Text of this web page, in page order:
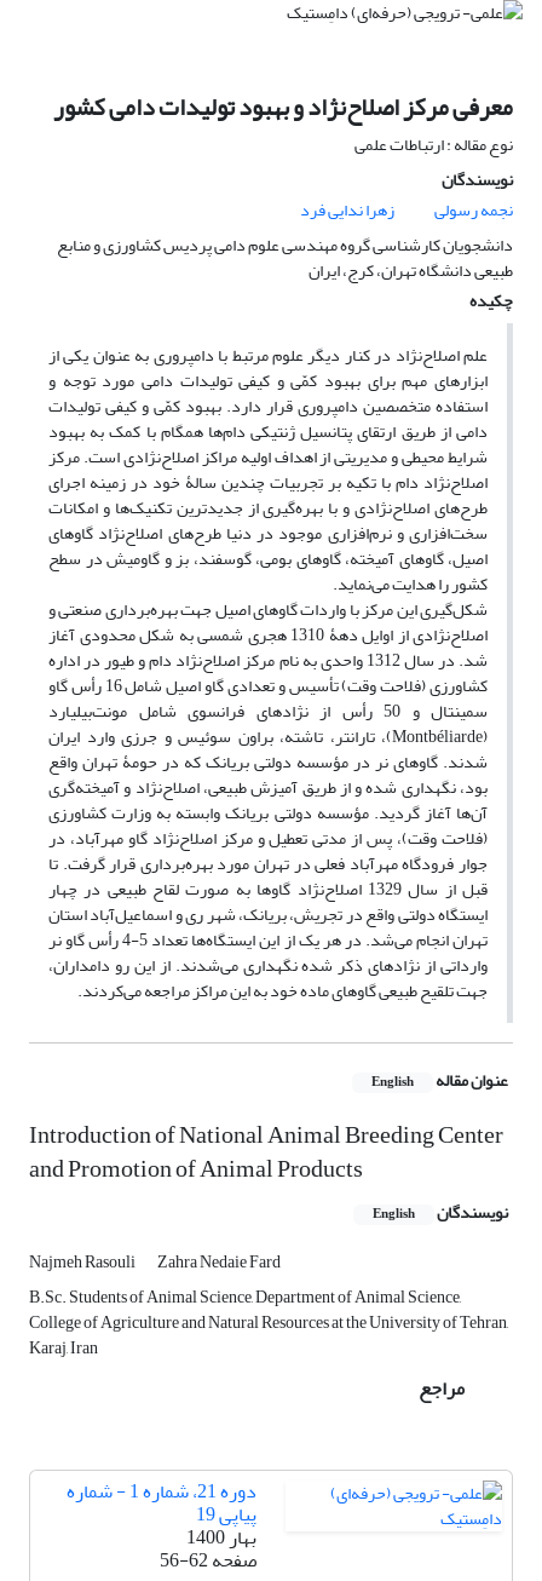
معرفی مرکز اصلاح‌نژاد و بهبود تولیدات دامی کشور
نوع مقاله : ارتباطات علمی
نویسندگان
نجمه رسولی
زهرا ندایی فرد
دانشجویان کارشناسی گروه مهندسی علوم دامی پردیس کشاورزی و منابع
طبیعی دانشگاه تهران، کرج، ایران
چکیده
علم اصلاح‌نژاد در کنار دیگر علوم مرتبط با دامپروری به عنوان یکی از
ابزارهای مهم برای بهبود کمّی و کیفی تولیدات دامی مورد توجه و
استفاده متخصصین دامپروری قرار دارد. بهبود کمّی و کیفی تولیدات
دامی از طریق ارتقای پتانسیل ژنتیکی دام‌ها همگام با کمک به بهبود
شرایط محیطی و مدیریتی از اهداف اولیه مراکز اصلاح‌نژادی است. مرکز
اصلاح‌نژاد دام با تکیه بر تجربیات چندین سالۀ خود در زمینه اجرای
طرح‌های اصلاح‌نژادی و با بهره‌گیری از جدیدترین تکنیک‌ها و امکانات
سخت‌افزاری و نرم‌افزاری موجود در دنیا طرح‌های اصلاح‌نژاد گاوهای
اصیل، گاوهای آمیخته، گاوهای بومی، گوسفند، بز و گاومیش در سطح
کشور را هدایت می‌نماید.
شکل‌گیری این مرکز با واردات گاوهای اصیل جهت بهره‌برداری صنعتی و
اصلاح‌نژادی از اوایل دهۀ 1310 هجری شمسی به شکل محدودی آغاز
شد. در سال 1312 واحدی به نام مرکز اصلاح‌نژاد دام و طیور در اداره
کشاورزی (فلاحت وقت) تأسیس و تعدادی گاو اصیل شامل 16 رأس گاو
سمینتال و 50 رأس از نژادهای فرانسوی شامل مونت‌بیلیارد
(Montbéliarde)، تارانتر، تاشته، براون سوئیس و جرزی وارد ایران
شدند. گاوهای نر در مؤسسه دولتی بریانک که در حومۀ تهران واقع
بود، نگهداری شده و از طریق آمیزش طبیعی، اصلاح‌نژاد و آمیخته‌گری
آن‌ها آغاز گردید. مؤسسه دولتی بریانک وابسته به وزارت کشاورزی
(فلاحت وقت)، پس از مدتی تعطیل و مرکز اصلاح‌نژاد گاو مهرآباد، در
جوار فرودگاه مهرآباد فعلی در تهران مورد بهره‌برداری قرار گرفت. تا
قبل از سال 1329 اصلاح‌نژاد گاوها به صورت لقاح طبیعی در چهار
ایستگاه دولتی واقع در تجریش، بریانک، شهر ری و اسماعیل‌آباد استان
تهران انجام می‌شد. در هر یک از این ایستگاه‌ها تعداد 5-4 رأس گاو نر
وارداتی از نژادهای ذکر شده نگهداری می‌شدند. از این رو دامداران،
جهت تلقیح طبیعی گاوهای ماده خود به این مراکز مراجعه می‌کردند.
عنوان مقاله English
Introduction of National Animal Breeding Center
and Promotion of Animal Products
نویسندگان English
Najmeh Rasouli
Zahra Nedaie Fard
B.Sc. Students of Animal Science, Department of Animal Science,
College of Agriculture and Natural Resources at the University of Tehran,
Karaj, Iran
مراجع
دوره 21، شماره 1 - شماره
پیاپی 19
بهار 1400
صفحه56-62